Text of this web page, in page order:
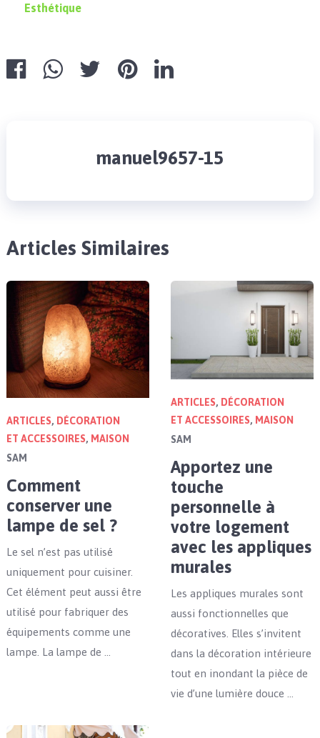
Esthétique
manuel9657-15
Articles Similaires
ARTICLES, DÉCORATION
ET ACCESSOIRES, MAISON
SAM
Comment
conserver une
lampe de sel ?
Le sel n’est pas utilisé
uniquement pour cuisiner.
Cet élément peut aussi être
utilisé pour fabriquer des
équipements comme une
lampe. La lampe de …
ARTICLES, DÉCORATION
ET ACCESSOIRES, MAISON
SAM
Apportez une
touche
personnelle à
votre logement
avec les appliques
murales
Les appliques murales sont
aussi fonctionnelles que
décoratives. Elles s’invitent
dans la décoration intérieure
tout en inondant la pièce de
vie d’une lumière douce …